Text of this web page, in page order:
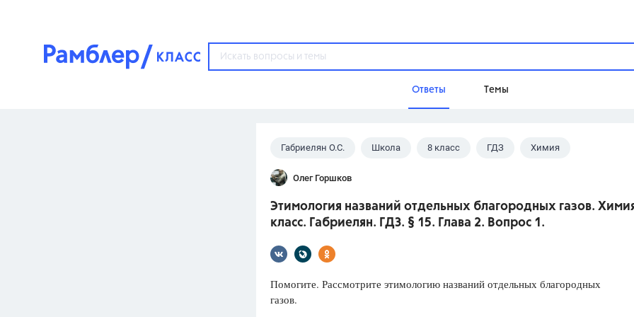
Ответы Темы
Популярные темы
ГДЗ
ОГЭ
ФИПИ
Домашнее задание
Школа
Учебники
Габриелян О.С. Школа 8 класс ГДЗ Химия
Олег Горшков
Этимология названий отдельных благородных газов.
класс. Габриелян. ГДЗ. § 15. Глава 2. Вопрос 1.
Помогите. Рассмотрите этимологию названий отдельных благородных
газов.